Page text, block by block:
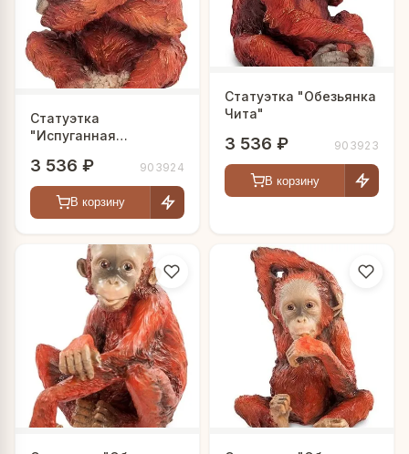
Статуэтка
"Испуганная
3 536 ₽ 903924
В корзину
Статуэтка "Обезьянка
Чита"
3 536 ₽ 903923
В корзину